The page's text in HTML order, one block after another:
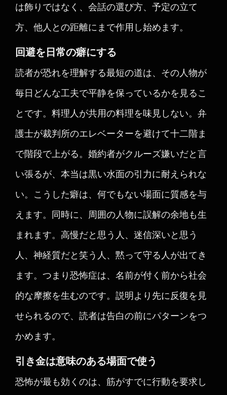
は飾りではなく、会話の選び方、予定の立て
方、他人との距離にまで作用し始めます。
回避を日常の癖にする
読者が恐れを理解する最短の道は、その人物が
毎日どんな工夫で平静を保っているかを見るこ
とです。料理人が共用の料理を味見しない。弁
護士が裁判所のエレベーターを避けて十二階ま
で階段で上がる。婚約者がクルーズ嫌いだと言
い張るが、本当は黒い水面の引力に耐えられな
い。こうした癖は、何でもない場面に質感を与
えます。同時に、周囲の人物に誤解の余地も生
まれます。高慢だと思う人、迷信深いと思う
人、神経質だと笑う人、黙って守る人が出てき
ます。つまり恐怖症は、名前が付く前から社会
的な摩擦を生むのです。説明より先に反復を見
せられるので、読者は告白の前にパターンをつ
かめます。
引き金は意味のある場面で使う
恐怖が最も効くのは、筋がすでに行動を要求し